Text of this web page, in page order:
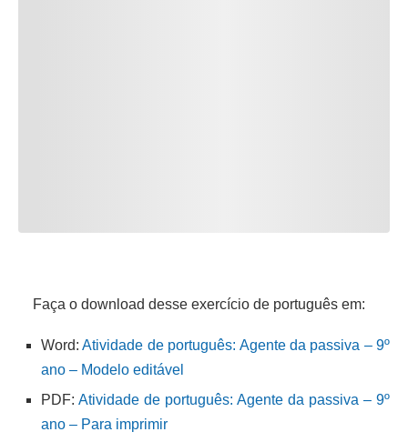
Faça o download desse exercício de português em:
Word:Atividade de português: Agente da passiva – 9º
ano – Modelo editável
PDF: Atividade de português: Agente da passiva – 9º
ano – Para imprimir